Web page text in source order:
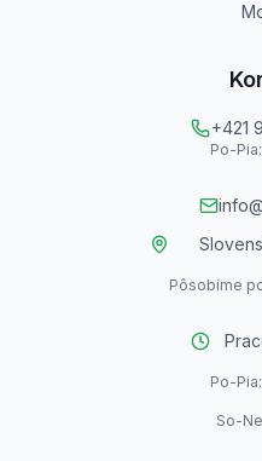
+421
Po-
Pôsobíme
Po-
So-